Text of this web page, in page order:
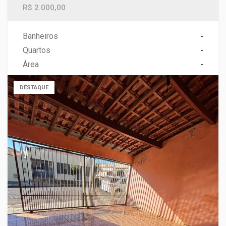
R$ 2.000,00
Banheiros
-
Quartos
-
Área
-
DESTAQUE